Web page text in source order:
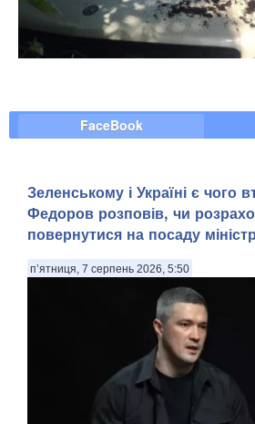
FaceBook
Зеленському і Україні є чого
Федоров розповів, чи
повернутися на посаду
п’ятниця, 7 серпень 2026, 5:50